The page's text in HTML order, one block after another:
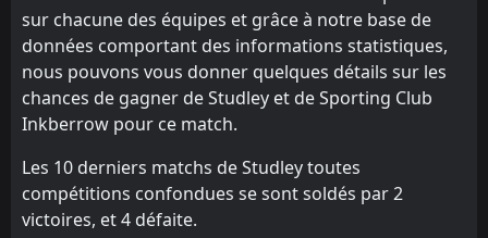
14:00
03Aug
Sporting Club Inkberrow
Dudley Town
sur chacune des équipes et grâce à notre base de
données comportant des informations statistiques,
nous pouvons vous donner quelques détails sur les
chances de gagner de Studley et de Sporting Club
Inkberrow pour ce match.
Les 10 derniers matchs de Studley toutes
compétitions confondues se sont soldés par 2
victoires, et 4 défaite.